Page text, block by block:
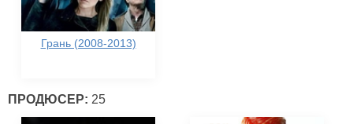
Грань (2008-2013)
ПРОДЮСЕР: 25